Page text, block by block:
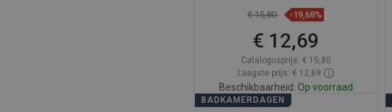
€ 15,80 -19,68%
€ 12,69
Catalogusprijs: € 15,80
Laagste prijs: € 12,69
Beschikbaarheid: Op voorraad
BADKAMERDAGEN